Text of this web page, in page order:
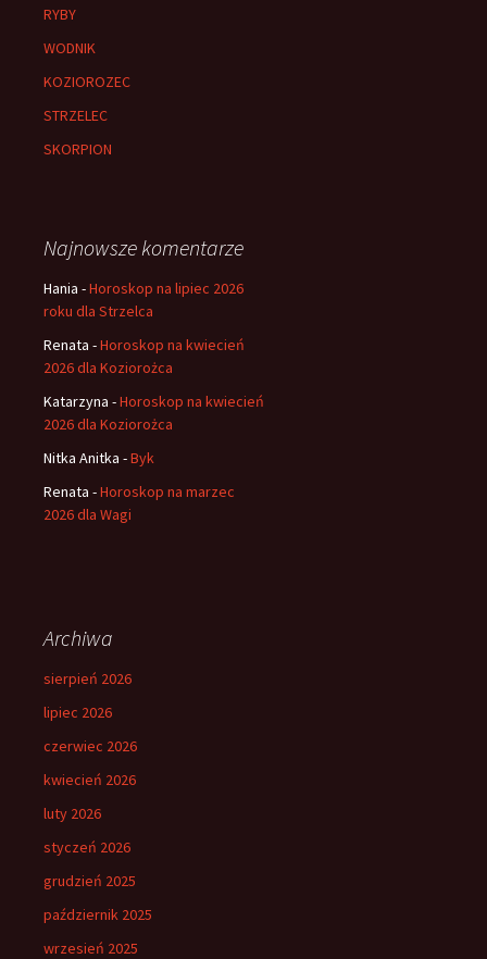
RYBY
WODNIK
KOZIOROZEC
STRZELEC
SKORPION
Najnowsze komentarze
Hania -Horoskop na lipiec 2026
roku dla Strzelca
Renata -Horoskop na kwiecień
2026 dla Koziorożca
Katarzyna -Horoskop na kwiecień
2026 dla Koziorożca
Nitka Anitka -Byk
Renata -Horoskop na marzec
2026 dla Wagi
Archiwa
sierpień 2026
lipiec 2026
czerwiec 2026
kwiecień 2026
luty 2026
styczeń 2026
grudzień 2025
październik 2025
wrzesień 2025